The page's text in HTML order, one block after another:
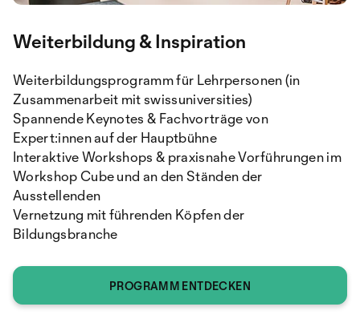
Weiterbildung & Inspiration
Weiterbildungsprogramm für Lehrpersonen (in
Zusammenarbeit mit swissuniversities)
Spannende Keynotes & Fachvorträge von
Expert:innen auf der Hauptbühne
Interaktive Workshops & praxisnahe Vorführungen im
Workshop Cube und an den Ständen der
Ausstellenden
Vernetzung mit führenden Köpfen der
Bildungsbranche
PROGRAMM ENTDECKEN